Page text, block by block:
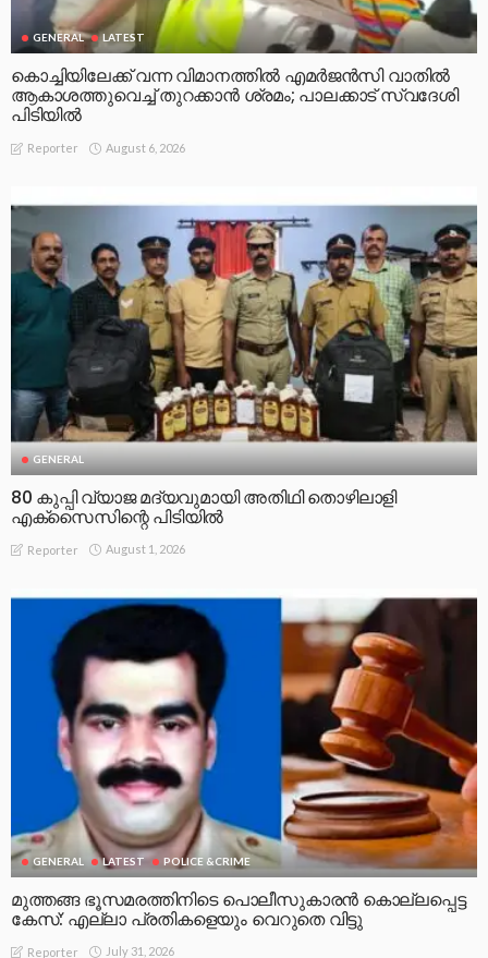
GENERAL LATEST
കൊച്ചിയിലേക്ക് വന്ന വിമാനത്തിൽ എമർജൻസി വാതിൽ
ആകാശത്തുവെച്ച് തുറക്കാൻ ശ്രമം; പാലക്കാട് സ്വദേശി
പിടിയിൽ
Reporter August 6, 2026
GENERAL
80 കുപ്പി വ്യാജ മദ്യവുമായി അതിഥി തൊഴിലാളി
എക്സൈസിന്റെ പിടിയിൽ
Reporter August 1, 2026
GENERAL LATEST POLICE &CRIME
മുത്തങ്ങ ഭൂസമരത്തിനിടെ പൊലീസുകാരൻ കൊല്ലപ്പെട്ട
കേസ്: എല്ലാ പ്രതികളെയും വെറുതെ വിട്ടു
Reporter July 31, 2026